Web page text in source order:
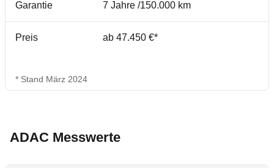
Garantie 7 Jahre /150.000 km
Preis ab 47.450 €*
* Stand März 2024
ADAC Messwerte